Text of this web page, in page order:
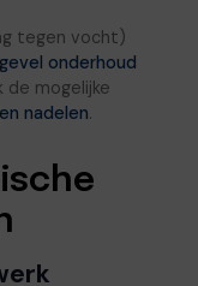
tegen vocht)
gevel onderhoud
de mogelijke
nadelen.